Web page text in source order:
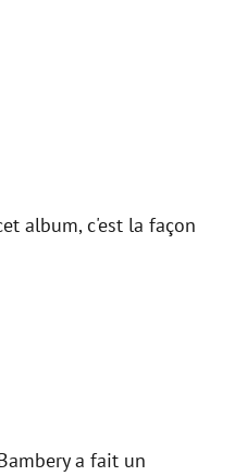
album, c'est la façon
a fait un